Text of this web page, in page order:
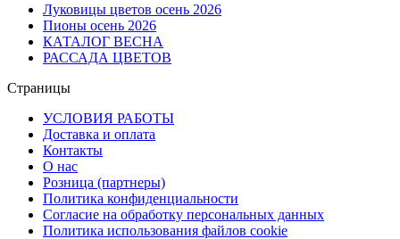
Луковицы цветов осень 2026
Пионы осень 2026
КАТАЛОГ ВЕСНА
РАССАДА ЦВЕТОВ
Страницы
УСЛОВИЯ РАБОТЫ
Доставка и оплата
Контакты
О наc
Розница (партнеры)
Политика конфиденциальности
Согласие на обработку персональных данных
Политика использования файлов сookie